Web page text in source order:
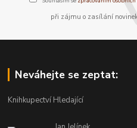
při zájmu o zasílání
Neváhejte se zeptat:
Knihkupectví Hledající